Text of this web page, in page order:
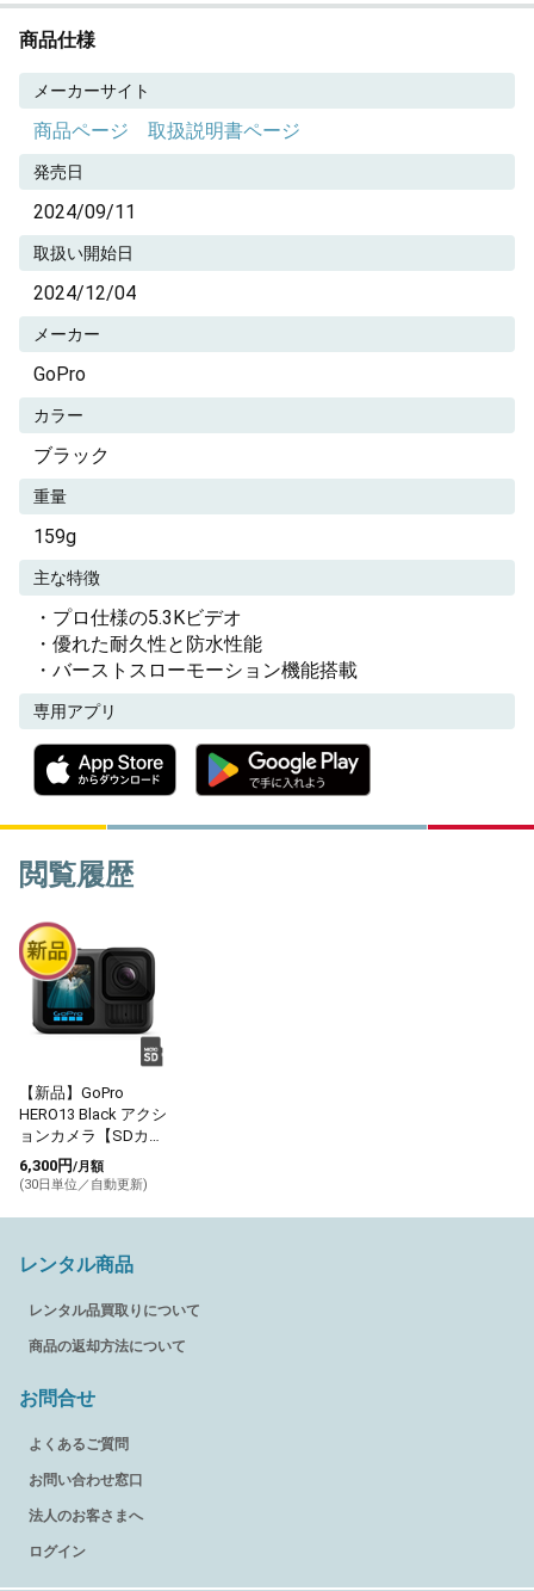
商品仕様
メーカーサイト
商品ページ 取扱説明書ページ
発売日
2024/09/11
取扱い開始日
2024/12/04
メーカー
GoPro
カラー
ブラック
重量
159g
主な特徴
・プロ仕様の5.3Kビデオ
・優れた耐久性と防水性能
・バーストスローモーション機能搭載
専用アプリ
閲覧履歴
【新品】GoPro
HERO13 Black アクシ
ョンカメラ【SDカー
ド付】
6,300円/月額
(30日単位／自動更新)
レンタル商品
レンタル品買取りについて
商品の返却方法について
お問合せ
よくあるご質問
お問い合わせ窓口
法人のお客さまへ
ログイン